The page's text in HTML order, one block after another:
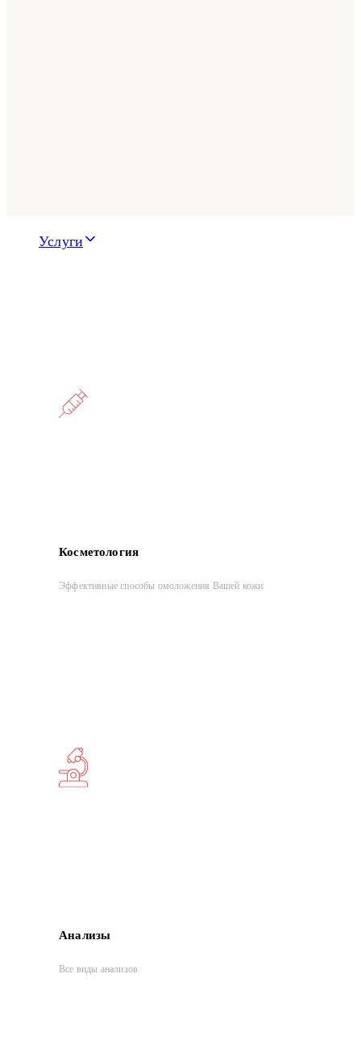
Услуги
Косметология
Эффективные способы омоложения Вашей кожи
Анализы
Все виды анализов